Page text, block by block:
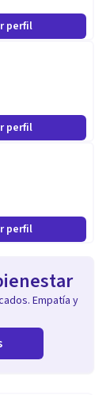
perfil
perfil
perfil
Empatía y